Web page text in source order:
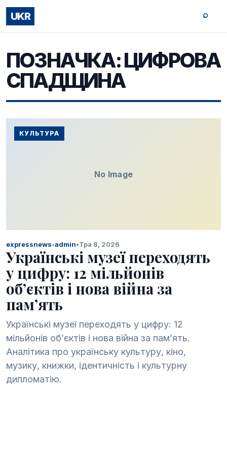
UKR ⌕
ПОЗНАЧКА:ЦИФРОВА
СПАДЩИНА
No Image
КУЛЬТУРА
expressnews-admin•Тра 8, 2026
Українські музеї переходять
у цифру: 12 мільйонів
об’єктів і нова війна за
пам’ять
Українські музеї переходять у цифру: 12
мільйонів об’єктів і нова війна за пам’ять.
Аналітика про українську культуру, кіно,
музику, книжки, ідентичність і культурну
дипломатію.